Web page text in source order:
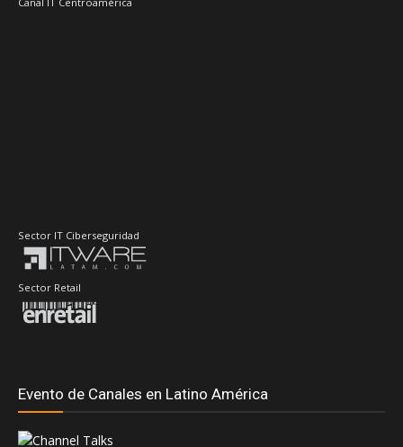
Sector IT Ciberseguridad
Sector Retail
Evento de Canales en Latino América